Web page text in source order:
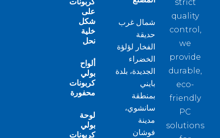
strict
quality
control,
we
provide
durable,
eco-
friendly
PC
solutions
على
شكل
خلية
نحل
ألواح
بولي
كربونات
محفورة
لوحة
بولي
كربونات
شمال غرب
حديقة
الفخار لؤلؤة
الخضراء
الجديدة، بلدة
بايني
بمنطقة
سانشوي،
مدينة
فوشان